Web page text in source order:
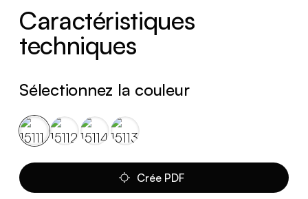
Caractéristiques
techniques
Sélectionnez la couleur
Crée PDF